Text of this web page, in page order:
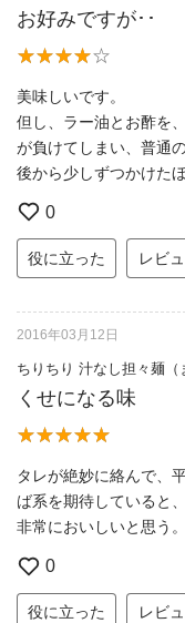
お好みですが･･
美味しいです。
但し、ラー油とお酢を
が負けてしまい、普通
後から少しずつかけた
0
役に立った レビ
2016年03月12日
ちりちり 汁なし担々麺（
くせになる味
タレが絶妙に絡んで、
ば系を期待していると
非常においしいと思う。
0
役に立った レビ